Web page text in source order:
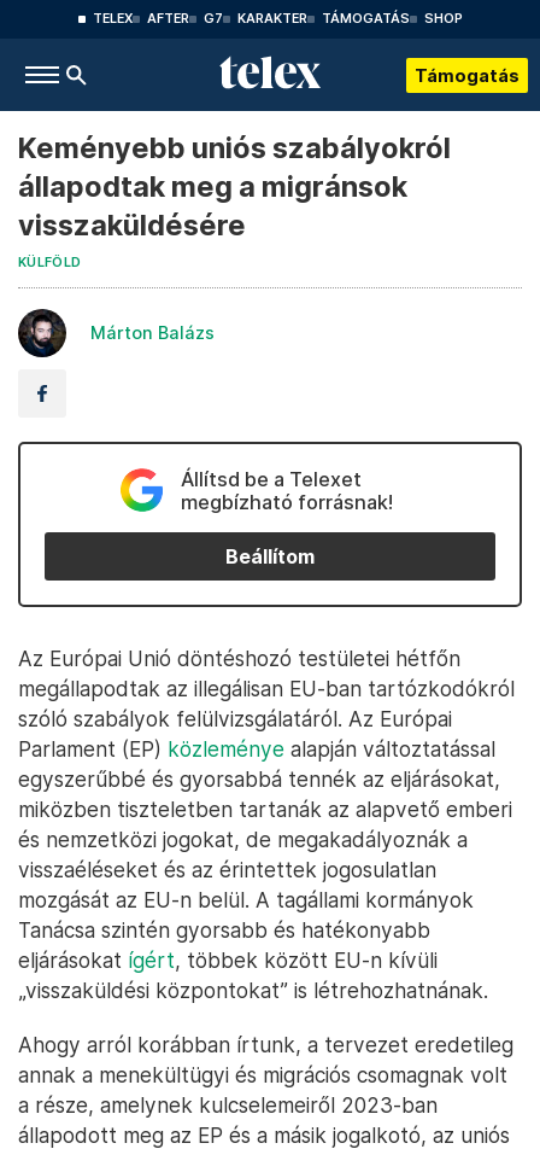
TELEX AFTER G7 KARAKTER TÁMOGATÁS SHOP
Támogatás
Keményebb uniós szabályokról
állapodtak meg a migránsok
visszaküldésére
KÜLFÖLD
Márton Balázs
Állítsd be a Telexet
megbízható forrásnak!
Beállítom
Az Európai Unió döntéshozó testületei hétfőn
megállapodtak az illegálisan EU-ban tartózkodókról
szóló szabályok felülvizsgálatáról. Az Európai
Parlament (EP) közleménye alapján változtatással
egyszerűbbé és gyorsabbá tennék az eljárásokat,
miközben tiszteletben tartanák az alapvető emberi
és nemzetközi jogokat, de megakadályoznák a
visszaéléseket és az érintettek jogosulatlan
mozgását az EU-n belül. A tagállami kormányok
Tanácsa szintén gyorsabb és hatékonyabb
eljárásokat ígért, többek között EU-n kívüli
„visszaküldési központokat” is létrehozhatnának.
Ahogy arról korábban írtunk, a tervezet eredetileg
annak a menekültügyi és migrációs csomagnak volt
a része, amelynek kulcselemeiről 2023-ban
állapodott meg az EP és a másik jogalkotó, az uniós